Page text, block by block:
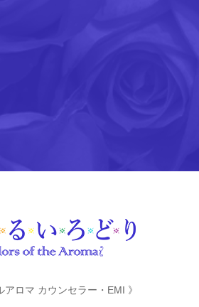
アロマ カウンセラー・EMI 》